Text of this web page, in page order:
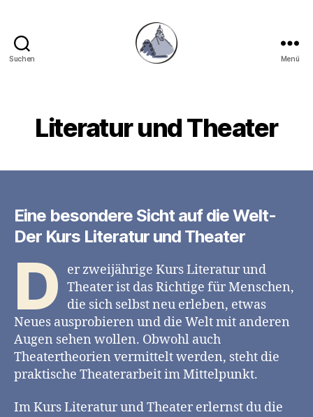
Suchen Menü
Literatur und Theater
Eine besondere Sicht auf die Welt-
Der Kurs Literatur und Theater
D
er zweijährige Kurs Literatur und
Theater ist das Richtige für Menschen,
die sich selbst neu erleben, etwas
Neues ausprobieren und die Welt mit anderen
Augen sehen wollen. Obwohl auch
Theatertheorien vermittelt werden, steht die
praktische Theaterarbeit im Mittelpunkt.
Im Kurs Literatur und Theater erlernst du die